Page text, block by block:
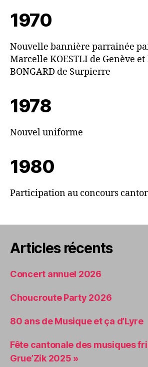
1970
Nouvelle bannière parrainée
Marcelle KOESTLI de Genève
BONGARD de Surpierre
1978
Nouvel uniforme
1980
Participation au concours
Articles récents
Concert annuel 2026
Choucroute Party 2026
80 ans de Musique et ça d’Lyre
Fête cantonale des musiques
Grue’Zik 2025 »